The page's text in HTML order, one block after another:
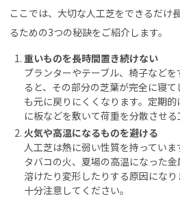
ここでは、大切な人工芝をできるだけ
るための3つの秘訣をご紹介します。
重いものを長時間置き続けない
プランターやテーブル、椅子など
ると、その部分の芝葉が完全に寝
も元に戻りにくくなります。定期
に板などを敷いて荷重を分散させる
火気や高温になるものを避ける
人工芝は熱に弱い性質を持ってい
タバコの火、夏場の高温になった
溶けたり変形したりする原因にな
十分注意してください。